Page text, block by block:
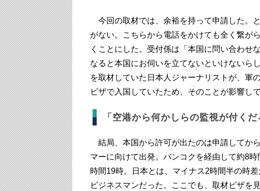
今回の取材では、余裕を持って申請した。
がない。こちらから電話をかけても全く繋が
くことにした。受付係は「本国に問い合わせ
なると本国にお伺いを立てないといけないら
を取材していた日本人ジャーナリストが、軍
ビザで入国していたため、そのことが影響し
「空港から何かしらの監視が付くだ
結局、本国から許可が出たのは申請してか
マーに向けて出発。バンコクを経由して約8
時間19時。日本とは、マイナス2時間半の時
ビジネスマンだった。ここでも、取材ビザを